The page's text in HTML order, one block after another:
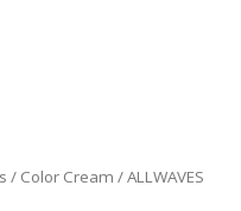
/ Color Cream / ALLWAVES